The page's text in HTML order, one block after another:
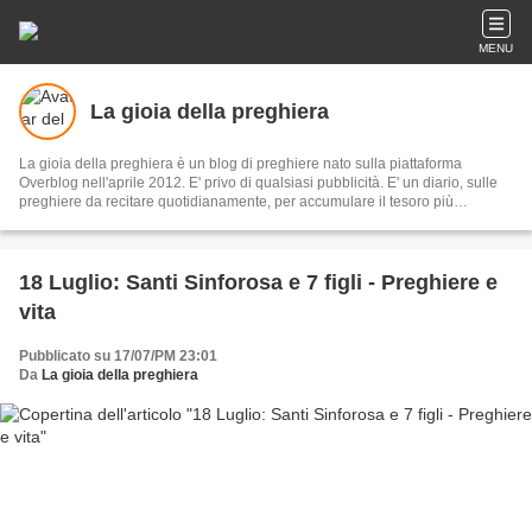
MENU
La gioia della preghiera
La gioia della preghiera è un blog di preghiere nato sulla piattaforma
Overblog nell'aprile 2012. E' privo di qualsiasi pubblicità. E' un diario, sulle
preghiere da recitare quotidianamente, per accumulare il tesoro più
18 Luglio: Santi Sinforosa e 7 figli - Preghiere e
vita
Pubblicato su 17/07/PM 23:01
Da La gioia della preghiera